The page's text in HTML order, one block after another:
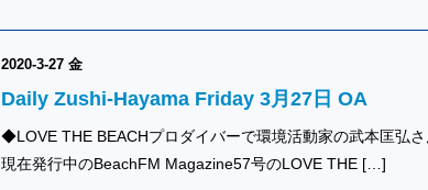
2020-3-27 金
Daily Zushi-Hayama Friday 3月27日 OA
◆LOVE THE BEACHプロダイバーで環境活動家の武本匡弘さ
現在発行中のBeachFM Magazine57号のLOVE THE […]